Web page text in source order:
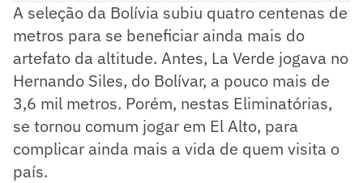
A seleção da Bolívia subiu quatro centenas de
metros para se beneficiar ainda mais do
artefato da altitude. Antes, La Verde jogava no
Hernando Siles, do Bolívar, a pouco mais de
3,6 mil metros. Porém, nestas Eliminatórias,
se tornou comum jogar em El Alto, para
complicar ainda mais a vida de quem visita o
país.